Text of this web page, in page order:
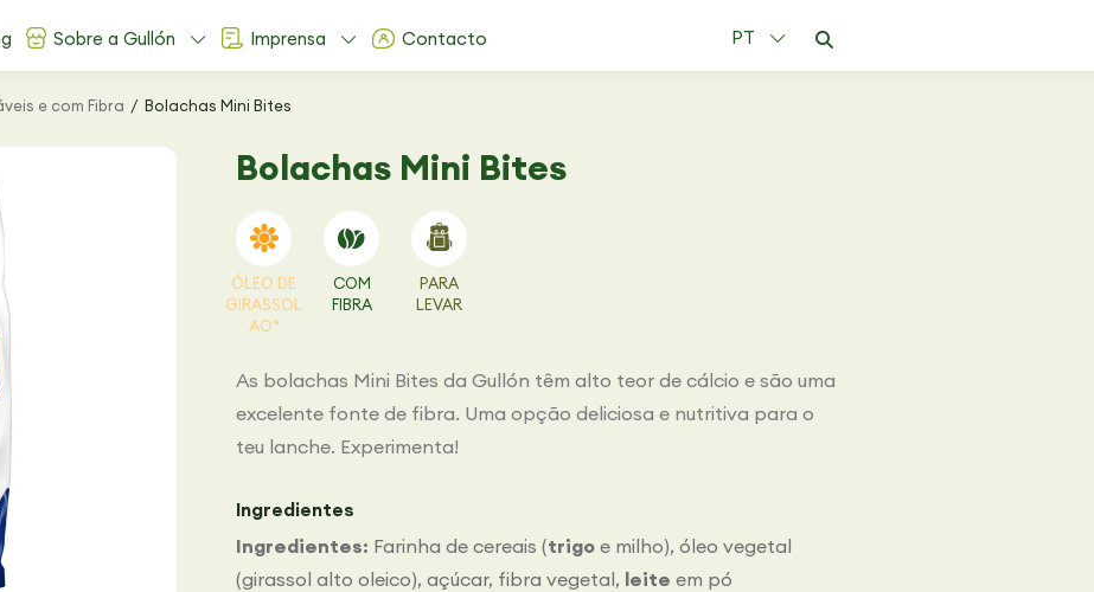
Sobre a Gullón Imprensa Contacto PT
e com Fibra Bolachas Mini Bites
Bolachas Mini Bites
ÓLEO DE
GIRASSOL
AO*
COM
FIBRA
PARA
LEVAR
As bolachas Mini Bites da Gullón têm alto teor de cálcio e são uma
excelente fonte de fibra. Uma opção deliciosa e nutritiva para o
teu lanche. Experimenta!
Ingredientes
Ingredientes: Farinha de cereais (trigo e milho), óleo vegetal
(girassol alto oleico), açúcar, fibra vegetal, leite em pó